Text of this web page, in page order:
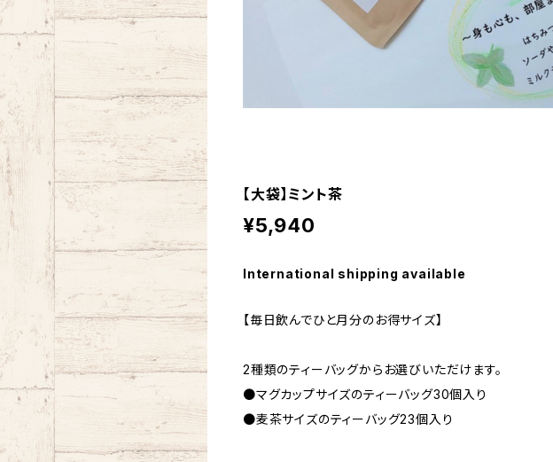
【大袋】ミント茶
¥5,940
International shipping available
【毎日飲んでひと月分のお得サイズ】
2種類のティーバッグからお選びいただけます。
●マグカップサイズのティーバッグ30個入り
●麦茶サイズのティーバッグ23個入り